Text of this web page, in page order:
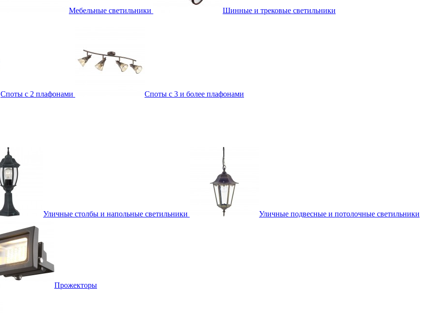
Мебельные светильники
Шинные и трековые светильники
Споты с 2 плафонами
Споты с 3 и более плафонами
Уличные столбы и напольные светильники Уличные подвесные и потолочные светильники
Прожекторы